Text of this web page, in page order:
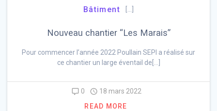
Bâtiment
Nouveau chantier “Les Marais”
Pour commencer l’année 2022 Poullain SEPI a réalisé sur
ce chantier un large éventail de[…]
0
18 mars 2022
READ MORE